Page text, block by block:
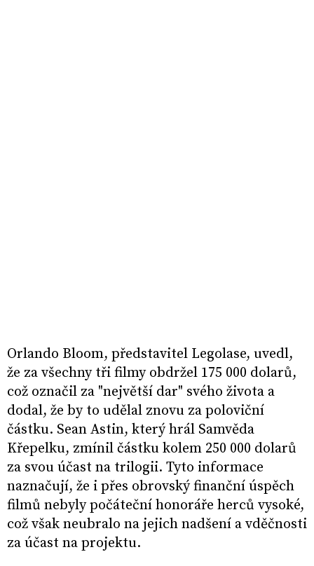
Orlando Bloom, představitel Legolase, uvedl,
že za všechny tři filmy obdržel 175 000 dolarů,
což označil za "největší dar" svého života a
dodal, že by to udělal znovu za poloviční
částku. Sean Astin, který hrál Samvěda
Křepelku, zmínil částku kolem 250 000 dolarů
za svou účast na trilogii. Tyto informace
naznačují, že i přes obrovský finanční úspěch
filmů nebyly počáteční honoráře herců vysoké,
což však neubralo na jejich nadšení a vděčnosti
za účast na projektu.